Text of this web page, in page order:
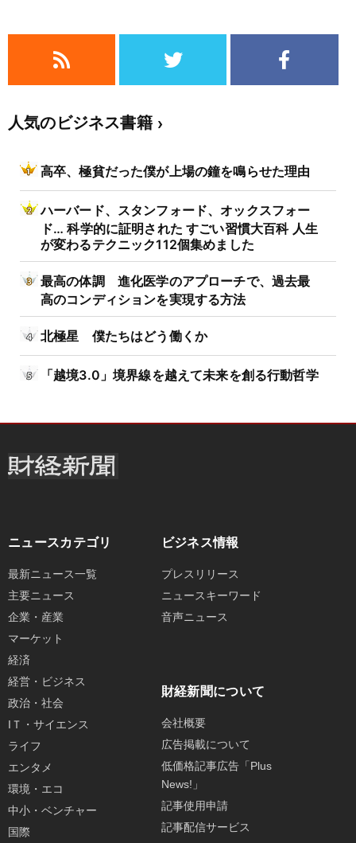
人気のビジネス書籍
高卒、極貧だった僕が上場の鐘を鳴らせた理由
ハーバード、スタンフォード、オックスフォー
ド… 科学的に証明された すごい習慣大百科 人生
が変わるテクニック112個集めました
最高の体調 進化医学のアプローチで、過去最
高のコンディションを実現する方法
北極星 僕たちはどう働くか
「越境3.0」境界線を越えて未来を創る行動哲学
ニュースカテゴリ
最新ニュース一覧
主要ニュース
企業・産業
マーケット
経済
経営・ビジネス
政治・社会
IＴ・サイエンス
ライフ
エンタメ
環境・エコ
中小・ベンチャー
国際
ビジネス情報
プレスリリース
ニュースキーワード
音声ニュース
財経新聞について
会社概要
広告掲載について
低価格記事広告「Plus
News!」
記事使用申請
記事配信サービス